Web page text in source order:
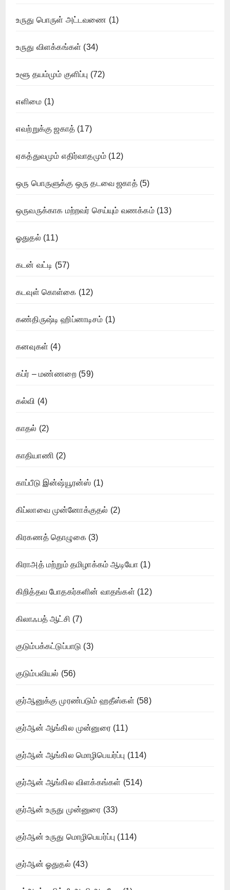
உருது பொருள் அட்டவணை (1)
உருது விளக்கங்கள் (34)
உளூ தயம்மும் குளிப்பு (72)
எளிமை (1)
எவற்றுக்கு ஜகாத் (17)
ஏகத்துவமும் எதிர்வாதமும் (12)
ஒரு பொருளுக்கு ஒரு தடவை ஜகாத்(5)
ஒருவருக்காக மற்றவர் செய்யும் வணக்கம்(13)
ஓதுதல் (11)
கடன் வட்டி (57)
கடவுள் கொள்கை (12)
கண்திருஷ்டி ஹிப்னாடிசம் (1)
கனவுகள் (4)
கப்ர் – மண்ணறை (59)
கல்வி (4)
காதல் (2)
காதியாணி (2)
காப்பீடு இன்ஷ்யூரன்ஸ் (1)
கிப்லாவை முன்னோக்குதல் (2)
கிரகணத் தொழுகை(3)
கிராஅத் மற்றும் தமிழாக்கம் ஆடியோ (1)
கிறித்தவ போதகர்களின் வாதங்கள் (12)
கிலாஃபத் ஆட்சி (7)
குடும்பக்கட்டுப்பாடு (3)
குடும்பவியல் (56)
குர்ஆனுக்கு முரண்படும் ஹதீஸ்கள் (58)
குர்ஆன் ஆங்கில முன்னுரை(11)
குர்ஆன் ஆங்கில மொழிபெயர்ப்பு (114)
குர்ஆன் ஆங்கில விளக்கங்கள் (514)
குர்ஆன் உருது முன்னுரை (33)
குர்ஆன் உருது மொழிபெயர்ப்பு (114)
குர்ஆன் ஓதுதல் (43)